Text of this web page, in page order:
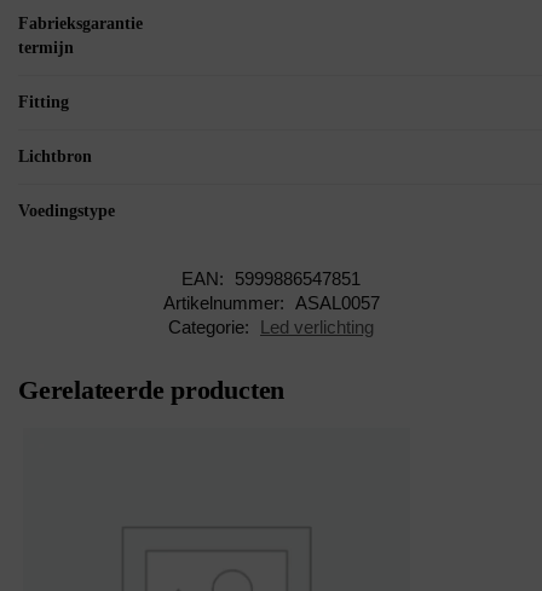
Fabrieksgarantie
termijn
Fitting
Lichtbron
Voedingstype
EAN:
5999886547851
Artikelnummer: ASAL0057
Categorie:
Led verlichting
Gerelateerde producten